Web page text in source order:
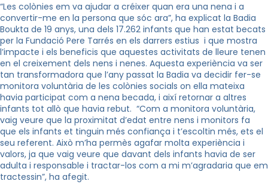
“Les colònies em va ajudar a créixer quan era una nena i a
convertir-me en la persona que sóc ara”, ha explicat la Badia
Boukta de 19 anys, una dels 17.262 infants que han estat becats
per la Fundació Pere Tarrés en els darrers estius i que mostra
l’impacte i els beneficis que aquestes activitats de lleure tenen
en el creixement dels nens i nenes. Aquesta experiència va ser
tan transformadora que l’any passat la Badia va decidir fer-se
monitora voluntària de les colònies socials on ella mateixa
havia participat com a nena becada, i així retornar a altres
infants tot allò que havia rebut. “Com a monitora voluntària,
vaig veure que la proximitat d’edat entre nens i monitors fa
que els infants et tinguin més confiança i t’escoltin més, ets el
seu referent. Això m’ha permès agafar molta experiència i
valors, ja que vaig veure que davant dels infants havia de ser
adulta i responsable i tractar-los com a mi m’agradaria que em
tractessin”, ha afegit.